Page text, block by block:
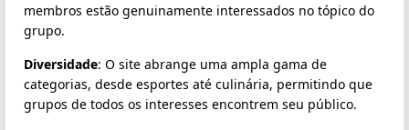
membros estão genuinamente interessados no tópico do
grupo.
Diversidade: O site abrange uma ampla gama de
categorias, desde esportes até culinária, permitindo que
grupos de todos os interesses encontrem seu público.